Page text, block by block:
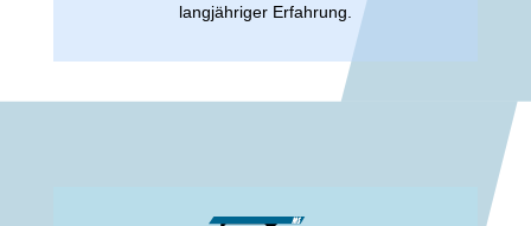
langjähriger Erfahrung.